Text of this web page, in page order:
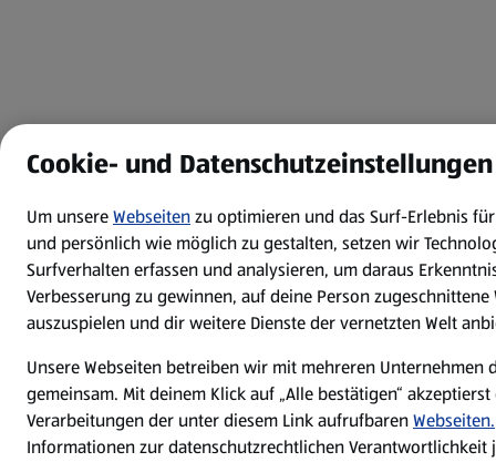
Cookie- und Datenschutzeinstellungen
Um unsereWebseitenzu optimieren und das Surf-Erlebnis
und persönlich wie möglich zu gestalten, setzen wir
Surfverhalten erfassen und analysieren, um daraus
Verbesserung zu gewinnen, auf deine Person zugeschnittene
auszuspielen und dir weitere Dienste der vernetzten Welt
Unsere Webseiten betreiben wir mit mehreren Unternehmen
gemeinsam. Mit deinem Klick auf „Alle bestätigen“
Verarbeitungen der unter diesem Link aufrufbarenWebseiten.
Informationen zur datenschutzrechtlichen Verantwortlichkeit